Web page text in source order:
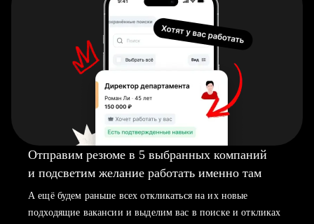
Отправим резюме в 5 выбранных компаний
и подсветим желание работать именно там
А ещё будем раньше всех откликаться на их новые
подходящие вакансии и выделим вас в поиске и откликах